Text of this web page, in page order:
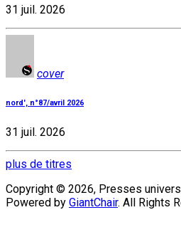
31 juil. 2026
cover
nord', n°87/avril 2026
31 juil. 2026
plus de titres
Copyright © 2026, Presses
Powered by GiantChair. All Rights